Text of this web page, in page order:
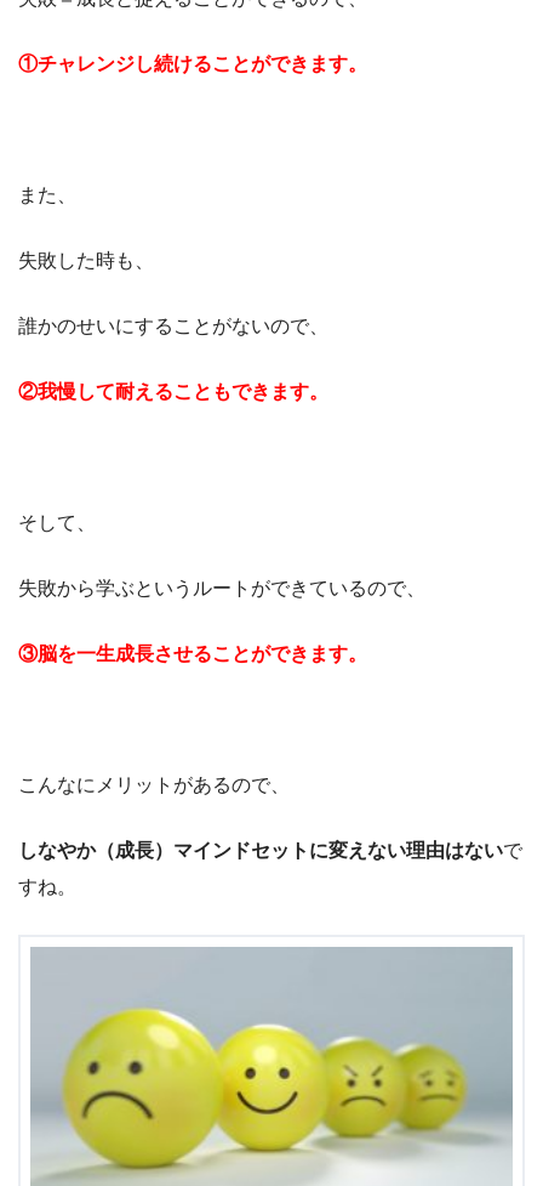
①チャレンジし続けることができます。
また、
失敗した時も、
誰かのせいにすることがないので、
②我慢して耐えることもできます。
そして、
失敗から学ぶというルートができているので、
③脳を一生成長させることができます。
こんなにメリットがあるので、
しなやか（成長）マインドセットに変えない理由はないで
すね。